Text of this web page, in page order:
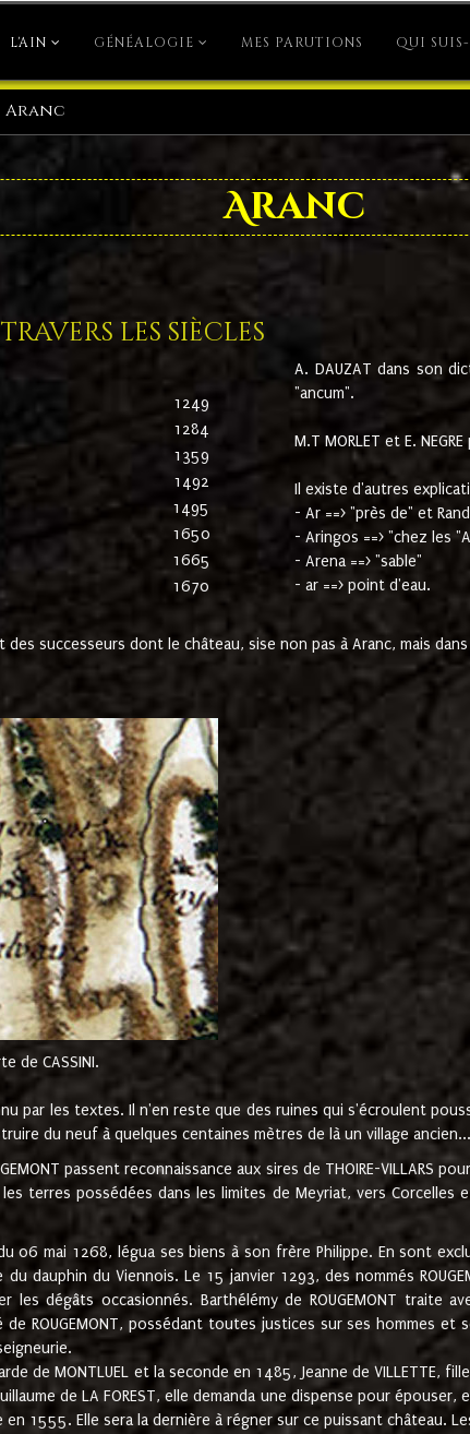
L'AIN GÉNÉALOGIE MES PARUTIONS QUI SUIS-
Aranc
Aranc
les siècles
1249
1284
1359
1492
1495
1650
1665
1670
A. DAUZAT dans son
"ancum".
M.T MORLET et E.
Il existe d'autres
- Ar ==> "près de" et
- Aringos ==> "chez les
- Arena ==> "sable"
- ar ==> point d'eau.
des successeurs dont le château, sise non pas à Aranc, mais
de CASSINI.
par les textes. Il n'en reste que des ruines qui s'écroulent
du neuf à quelques centaines mètres de là un village ancien...
passent reconnaissance aux sires de THOIRE-
les terres possédées dans les limites de Meyriat, vers Corcelles
06 mai 1268, légua ses biens à son frère Philippe. En sont
dauphin du Viennois. Le 15 janvier 1293, des nommés
les dégâts occasionnés. Barthélémy de ROUGEMONT traite
de ROUGEMONT, possédant toutes justices sur ses hommes
de MONTLUEL et la seconde en 1485, Jeanne de
de LA FOREST, elle demanda une dispense pour épouser,
1555. Elle sera la dernière à régner sur ce puissant château.